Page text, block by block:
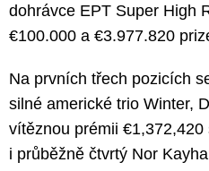
dohrávce EPT Super High
€100.000 a €3.977.820
Na prvních třech pozicích
silné americké trio Winter,
vítěznou prémii
i průběžně čtvrtý Nor